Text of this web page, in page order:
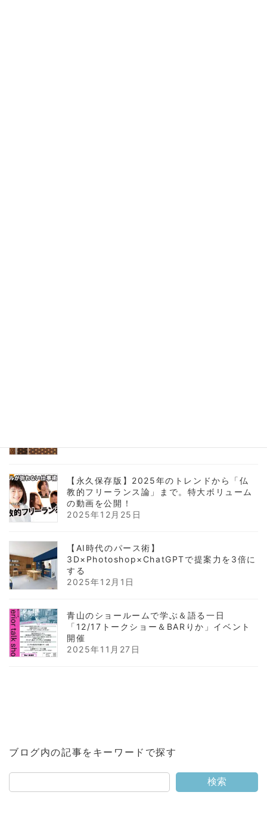
【永久保存版】2025年のトレンドから「仏
教的フリーランス論」まで。特大ボリューム
の動画を公開！
2025年12月25日
【AI時代のパース術】
3D×Photoshop×ChatGPTで提案力を3倍に
する
2025年12月1日
青山のショールームで学ぶ＆語る一日
「12/17トークショー＆BARりか」イベント
開催
2025年11月27日
ブログ内の記事をキーワードで探す
検索